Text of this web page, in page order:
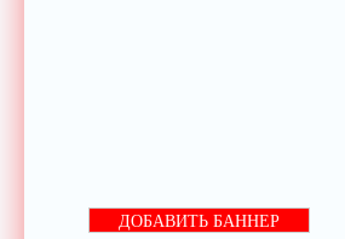
ДОБАВИТЬ БАННЕР